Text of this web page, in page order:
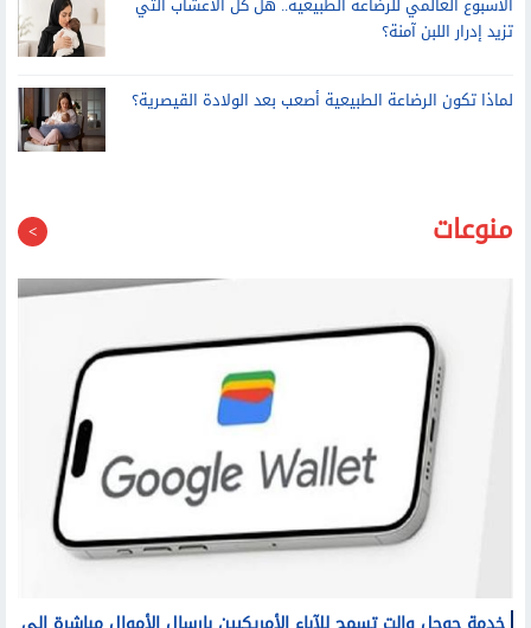
الأسبوع العالمي للرضاعة الطبيعية.. هل كل الأعشاب التي
تزيد إدرار اللبن آمنة؟
لماذا تكون الرضاعة الطبيعية أصعب بعد الولادة القيصرية؟
منوعات